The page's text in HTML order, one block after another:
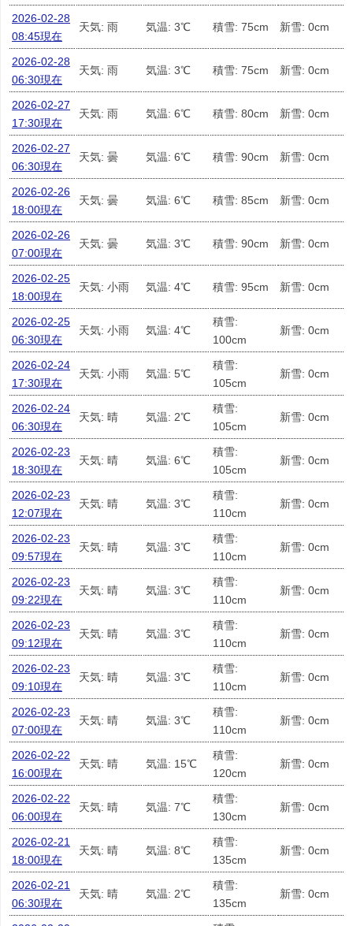
2026-02-28
08:45現在
天気: 雨 気温: 3℃ 積雪: 75cm 新雪: 0cm
2026-02-28
06:30現在
天気: 雨 気温: 3℃ 積雪: 75cm 新雪: 0cm
2026-02-27
17:30現在
天気: 雨 気温: 6℃ 積雪: 80cm 新雪: 0cm
2026-02-27
06:30現在
天気: 曇 気温: 6℃ 積雪: 90cm 新雪: 0cm
2026-02-26
18:00現在
天気: 曇 気温: 6℃ 積雪: 85cm 新雪: 0cm
2026-02-26
07:00現在
天気: 曇 気温: 3℃ 積雪: 90cm 新雪: 0cm
2026-02-25
18:00現在
天気: 小雨 気温: 4℃ 積雪: 95cm 新雪: 0cm
2026-02-25
06:30現在
天気: 小雨 気温: 4℃
積雪:
100cm
新雪: 0cm
2026-02-24
17:30現在
天気: 小雨 気温: 5℃
積雪:
105cm
新雪: 0cm
2026-02-24
06:30現在
天気: 晴 気温: 2℃
積雪:
105cm
新雪: 0cm
2026-02-23
18:30現在
天気: 晴 気温: 6℃
積雪:
105cm
新雪: 0cm
2026-02-23
12:07現在
天気: 晴 気温: 3℃
積雪:
110cm
新雪: 0cm
2026-02-23
09:57現在
天気: 晴 気温: 3℃
積雪:
110cm
新雪: 0cm
2026-02-23
09:22現在
天気: 晴 気温: 3℃
積雪:
110cm
新雪: 0cm
2026-02-23
09:12現在
天気: 晴 気温: 3℃
積雪:
110cm
新雪: 0cm
2026-02-23
09:10現在
天気: 晴 気温: 3℃
積雪:
110cm
新雪: 0cm
2026-02-23
07:00現在
天気: 晴 気温: 3℃
積雪:
110cm
新雪: 0cm
2026-02-22
16:00現在
天気: 晴 気温: 15℃
積雪:
120cm
新雪: 0cm
2026-02-22
06:00現在
天気: 晴 気温: 7℃
積雪:
130cm
新雪: 0cm
2026-02-21
18:00現在
天気: 晴 気温: 8℃
積雪:
135cm
新雪: 0cm
2026-02-21
06:30現在
天気: 晴 気温: 2℃
積雪:
135cm
新雪: 0cm